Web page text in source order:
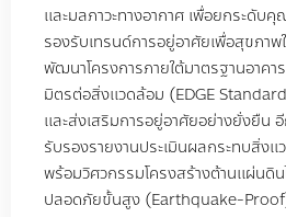
และมลภาวะทางอากาศ เพื่อยกระดับ
รองรับเทรนด์การอยู่อาศัยเพื่อสุขภา
พัฒนาโครงการภายใต้มาตรฐานอาคา
มิตรต่อสิ่งแวดล้อม (EDGE
และส่งเสริมการอยู่อาศัยอย่างยั่งยืน
รับรองรายงานประเมินผลกระทบสิ่งแ
พร้อมวิศวกรรมโครงสร้างต้านแผ่นดิ
ปลอดภัยขั้นสูง (Earthquake-